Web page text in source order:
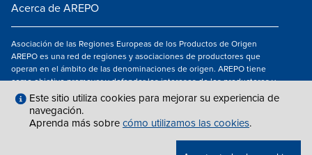
Acerca de AREPO
Asociación de las Regiones Europeas de los Productos de Origen
AREPO es una red de regiones y asociaciones de productores que
operan en el ámbito de las denominaciones de origen. AREPO tiene
como objetivo promover y defender los intereses de los productores y
de los consumidores de las Regiones europeas que se dedican a la
valorización de los productos agroalimentarios de calidad.
Síguenos en
Este sitio utiliza cookies para mejorar su experiencia de
navegación.
Aprenda más sobre cómo utilizamos las cookies.